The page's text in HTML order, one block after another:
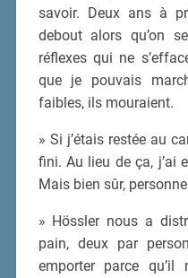
savoir. Deux ans à
debout alors qu’on
réflexes qui ne
que je pouvais
faibles, ils mouraient.
» Si j’étais restée au
fini. Au lieu de ça, j’ai
Mais bien sûr,
» Hössler nous a
pain, deux par
emporter parce